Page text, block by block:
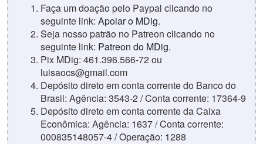
Faça um doação pelo Paypal clicando no
seguinte link: Apoiar o MDig.
Seja nosso patrão no Patreon clicando no
seguinte link: Patreon do MDig.
Pix MDig: 461.396.566-72 ou
luisaocs@gmail.com
Depósito direto em conta corrente do Banco do
Brasil: Agência: 3543-2 / Conta corrente: 17364-9
Depósito direto em conta corrente da Caixa
Econômica: Agência: 1637 / Conta corrente:
000835148057-4 / Operação: 1288